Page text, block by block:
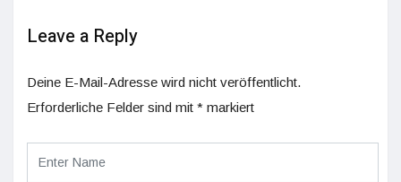
Leave a Reply
Deine E-Mail-Adresse wird nicht veröffentlicht.
Erforderliche Felder sind mit * markiert